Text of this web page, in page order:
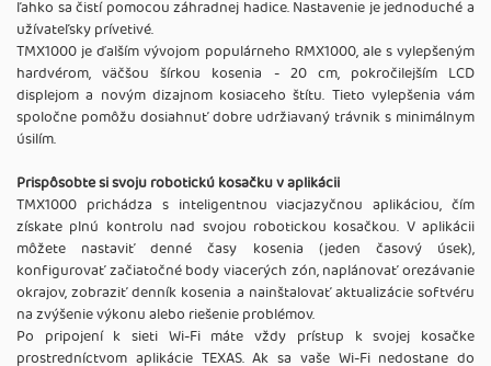
ľahko sa čistí pomocou záhradnej hadice. Nastavenie je jednoduché a
užívateľsky prívetivé.
TMX1000 je ďalším vývojom populárneho RMX1000, ale s vylepšeným
hardvérom, väčšou šírkou kosenia - 20 cm, pokročilejším LCD
displejom a novým dizajnom kosiaceho štítu. Tieto vylepšenia vám
spoločne pomôžu dosiahnuť dobre udržiavaný trávnik s minimálnym
úsilím.
Prispôsobte si svoju robotickú kosačku v aplikácii
TMX1000 prichádza s inteligentnou viacjazyčnou aplikáciou, čím
získate plnú kontrolu nad svojou robotickou kosačkou. V aplikácii
môžete nastaviť denné časy kosenia (jeden časový úsek),
konfigurovať začiatočné body viacerých zón, naplánovať orezávanie
okrajov, zobraziť denník kosenia a nainštalovať aktualizácie softvéru
na zvýšenie výkonu alebo riešenie problémov.
Po pripojení k sieti Wi-Fi máte vždy prístup k svojej kosačke
prostredníctvom aplikácie TEXAS. Ak sa vaše Wi-Fi nedostane do